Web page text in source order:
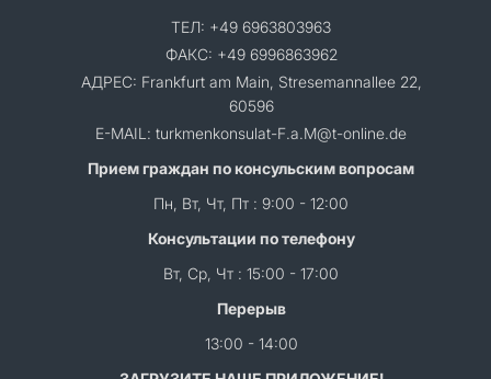
ТЕЛ: +49 6963803963
ФАКС: +49 6996863962
АДРЕС: Frankfurt am Main, Stresemannallee 22,
60596
E-MAIL: turkmenkonsulat-F.a.M@t-online.de
Прием граждан по консульским вопросам
Пн, Вт, Чт, Пт : 9:00 - 12:00
Консультации по телефону
Вт, Ср, Чт : 15:00 - 17:00
Перерыв
13:00 - 14:00